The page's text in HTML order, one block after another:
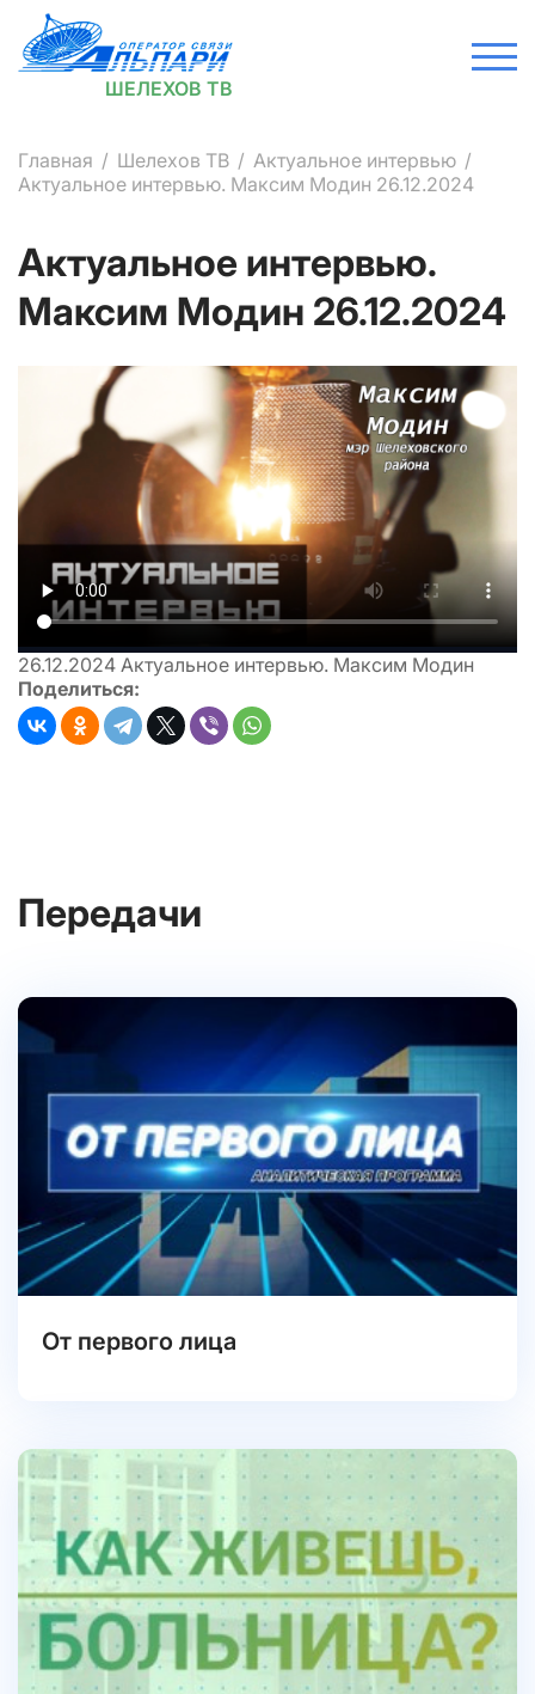
ШЕЛЕХОВ ТВ
Главная Шелехов ТВ
Актуальное интервью
Актуальное интервью. Максим Модин 26.12.2024
Актуальное интервью.
Максим Модин 26.12.2024
26.12.2024 Актуальное интервью. Максим Модин
Поделиться:
Передачи
От первого лица